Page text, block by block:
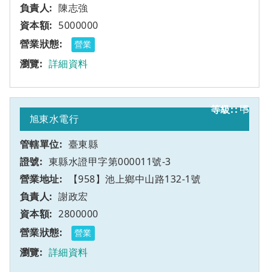
陳志強
5000000
營業
詳細資料
5
旭東水電行
臺東縣
東縣水證甲字第000011號-3
【958】池上鄉中山路132-1號
甲
謝政宏
2800000
營業
詳細資料